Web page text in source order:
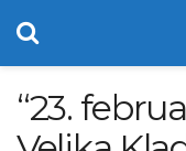
“23.